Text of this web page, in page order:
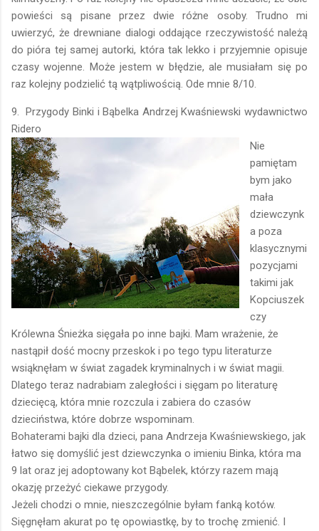
powieści są pisane przez dwie różne osoby. Trudno mi
uwierzyć, że drewniane dialogi oddające rzeczywistość należą
do pióra tej samej autorki, która tak lekko i przyjemnie opisuje
czasy wojenne. Może jestem w błędzie, ale musiałam się po
raz kolejny podzielić tą wątpliwością. Ode mnie 8/10.
9. Przygody Binki i Bąbelka Andrzej Kwaśniewski wydawnictwo
Ridero
Nie
pamiętam
bym jako
mała
dziewczynk
a poza
klasycznymi
pozycjami
takimi jak
Kopciuszek
czy
Królewna Śnieżka sięgała po inne bajki. Mam wrażenie, że
nastąpił dość mocny przeskok i po tego typu literaturze
wsiąknęłam w świat zagadek kryminalnych i w świat magii.
Dlatego teraz nadrabiam zaległości i sięgam po literaturę
dziecięcą, która mnie rozczula i zabiera do czasów
dzieciństwa, które dobrze wspominam.
Bohaterami bajki dla dzieci, pana Andrzeja Kwaśniewskiego, jak
łatwo się domyślić jest dziewczynka o imieniu Binka, która ma
9 lat oraz jej adoptowany kot Bąbelek, którzy razem mają
okazję przeżyć ciekawe przygody.
Jeżeli chodzi o mnie, nieszczególnie byłam fanką kotów.
Sięgnęłam akurat po tę opowiastkę, by to trochę zmienić. I